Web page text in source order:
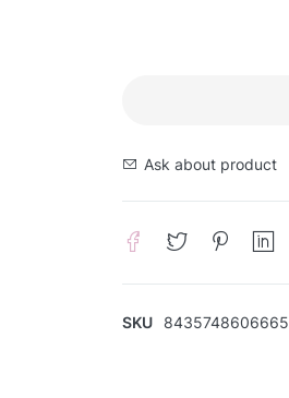
Ask about product
SKU 8435748606665